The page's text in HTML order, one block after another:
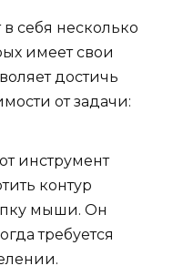
себя несколько
имеет свои
достичь
от задачи:
инструмент
контур
мыши. Он
требуется